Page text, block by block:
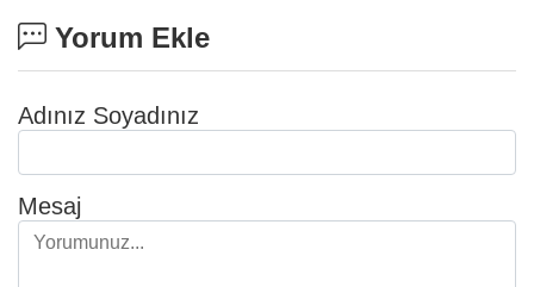
Yorum Ekle
Adınız Soyadınız
Mesaj